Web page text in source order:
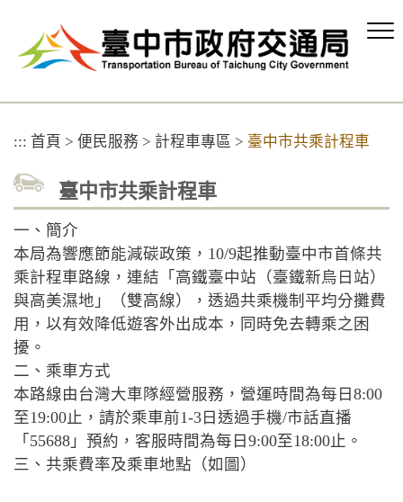
容
::: 首頁 > 便民服務 > 計程車專區 > 臺中市共乘計程車
臺中市共乘計程車
一、簡介
本局為響應節能減碳政策，10/9起推動臺中市首條共
乘計程車路線，連結「高鐵臺中站（臺鐵新烏日站）
與高美濕地」（雙高線），透過共乘機制平均分攤費
用，以有效降低遊客外出成本，同時免去轉乘之困
擾。
二、乘車方式
本路線由台灣大車隊經營服務，營運時間為每日8:00
至19:00止，請於乘車前1-3日透過手機/市話直播
「55688」預約，客服時間為每日9:00至18:00止。
三、共乘費率及乘車地點（如圖）